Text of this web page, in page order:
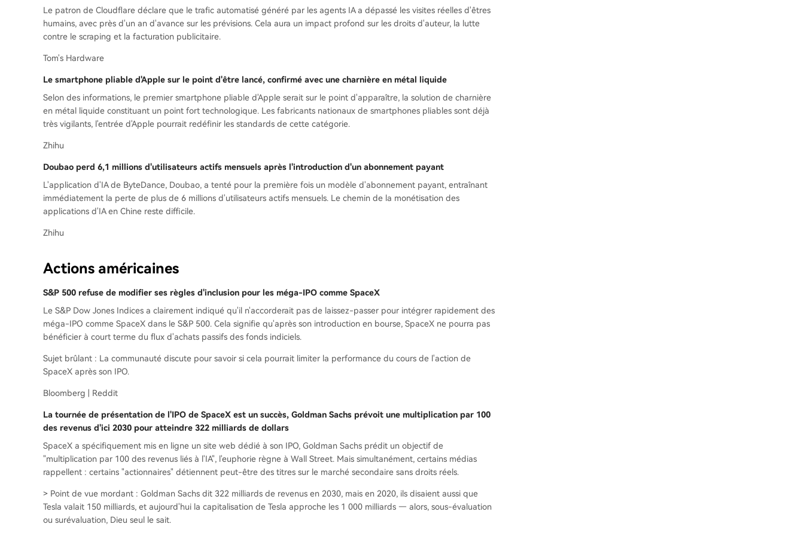
Le patron de Cloudflare déclare que le trafic automatisé généré par les agents IA a dépassé les visites réelles d'êtres
humains, avec près d'un an d'avance sur les prévisions. Cela aura un impact profond sur les droits d'auteur, la lutte
contre le scraping et la facturation publicitaire.
Tom's Hardware
Le smartphone pliable d'Apple sur le point d'être lancé, confirmé avec une charnière en métal liquide
Selon des informations, le premier smartphone pliable d'Apple serait sur le point d'apparaître, la solution de charnière
en métal liquide constituant un point fort technologique. Les fabricants nationaux de smartphones pliables sont déjà
très vigilants, l'entrée d'Apple pourrait redéfinir les standards de cette catégorie.
Zhihu
Doubao perd 6,1 millions d'utilisateurs actifs mensuels après l'introduction d'un abonnement payant
L'application d'IA de ByteDance, Doubao, a tenté pour la première fois un modèle d'abonnement payant, entraînant
immédiatement la perte de plus de 6 millions d'utilisateurs actifs mensuels. Le chemin de la monétisation des
applications d'IA en Chine reste difficile.
Zhihu
Actions américaines
S&P 500 refuse de modifier ses règles d'inclusion pour les méga-IPO comme SpaceX
Le S&P Dow Jones Indices a clairement indiqué qu'il n'accorderait pas de laissez-passer pour intégrer rapidement des
méga-IPO comme SpaceX dans le S&P 500. Cela signifie qu'après son introduction en bourse, SpaceX ne pourra pas
bénéficier à court terme du flux d'achats passifs des fonds indiciels.
Sujet brûlant : La communauté discute pour savoir si cela pourrait limiter la performance du cours de l'action de
SpaceX après son IPO.
Bloomberg | Reddit
La tournée de présentation de l'IPO de SpaceX est un succès, Goldman Sachs prévoit une multiplication par 100
des revenus d'ici 2030 pour atteindre 322 milliards de dollars
SpaceX a spécifiquement mis en ligne un site web dédié à son IPO, Goldman Sachs prédit un objectif de
"multiplication par 100 des revenus liés à l'IA", l'euphorie règne à Wall Street. Mais simultanément, certains médias
rappellent : certains "actionnaires" détiennent peut-être des titres sur le marché secondaire sans droits réels.
> Point de vue mordant : Goldman Sachs dit 322 milliards de revenus en 2030, mais en 2020, ils disaient aussi que
Tesla valait 150 milliards, et aujourd'hui la capitalisation de Tesla approche les 1 000 milliards — alors, sous-évaluation
ou surévaluation, Dieu seul le sait.